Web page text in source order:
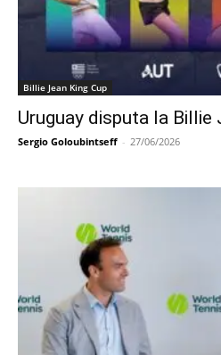
Billie Jean King Cup
Uruguay disputa la Billie
Sergio Goloubintseff - 27/06/2026